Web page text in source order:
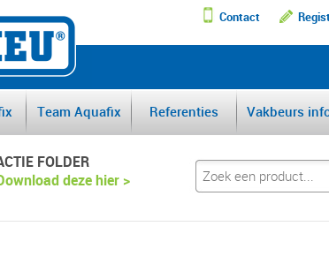
Contact
DE GROOTSTE
Team Aquafix Referenties Vakbeurs
FOLDER
deze hier >